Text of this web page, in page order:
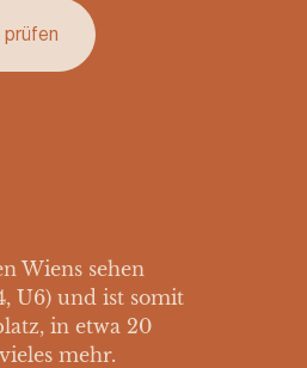
Wiens sehen
U6) und ist somit
in etwa 20
mehr.